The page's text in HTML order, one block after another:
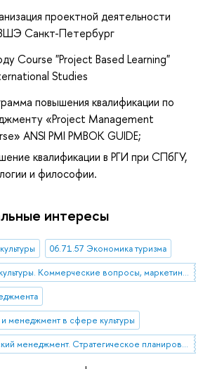
проектной деятельности
Санкт-Петербург
Course "Project Based Learning"
Studies
повышения квалификации по
«Project Management
ANSI PMI PMBOK GUIDE;
квалификации в РГИ при СПбГУ,
и философии.
интересы
06.71.57 Экономика туризма
13.15.75 Экономика культуры. Коммерческие вопросы, маркетинг, конъюнктура в области культуры
менеджмент в сфере культуры
82.33.00 Стратегический менеджмент. Стратегическое планирование